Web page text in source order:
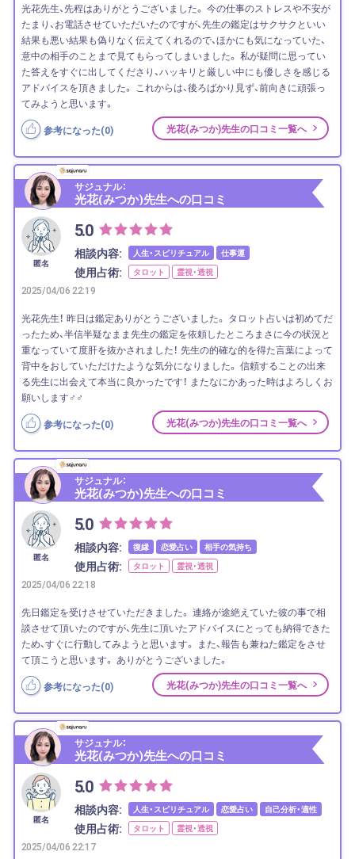
光花先生、先程はありがとうございました。 今の仕事のストレスや不安が
たまり、お電話させていただいたのですが、先生の鑑定はサクサクといい
結果も悪い結果も偽りなく伝えてくれるので、ほかにも気になっていた、
意中の相手のことまで見てもらってしまいました。 私が疑問に思ってい
た答えをすぐに出してくださり、ハッキリと厳しい中にも優しさを感じる
アドバイスを頂きました。 これからは、後ろばかり見ず、前向きに頑張っ
てみようと思います。
参考になった(0) 光花(みつか)先生の口コミ一覧へ
サジュナル：
光花(みつか)先生への口コミ
匿名
5.0
相談内容: 人生・スピリチュアル 仕事運
使用占術: タロット 霊視・透視
2025/04/06 22:19
光花先生！ 昨日は鑑定ありがとうございました。 タロット占いは初めてだ
ったため、半信半疑なまま先生の鑑定を依頼したところまさに今の状況と
重なっていて度肝を抜かされました！ 先生の的確な的を得た言葉によって
背中をおしていただけたような気分になりました。 信頼することの出来
る先生に出会えて本当に良かったです！ またなにかあった時はよろしくお
願いします‍♂️‍♂️
参考になった(0) 光花(みつか)先生の口コミ一覧へ
サジュナル：
光花(みつか)先生への口コミ
匿名
5.0
相談内容: 復縁 恋愛占い 相手の気持ち
使用占術: タロット 霊視・透視
2025/04/06 22:18
先日鑑定を受けさせていただきました。 連絡が途絶えていた彼の事で相
談させて頂いたのですが、先生に頂いたアドバイスにとっても納得できた
ため、すぐに行動してみようと思います。 また、報告も兼ねた鑑定をさせ
て頂こうと思います。 ありがとうございました。
参考になった(0) 光花(みつか)先生の口コミ一覧へ
サジュナル：
光花(みつか)先生への口コミ
匿名
5.0
相談内容: 人生・スピリチュアル 恋愛占い 自己分析・適性
使用占術: タロット 霊視・透視
2025/04/06 22:17